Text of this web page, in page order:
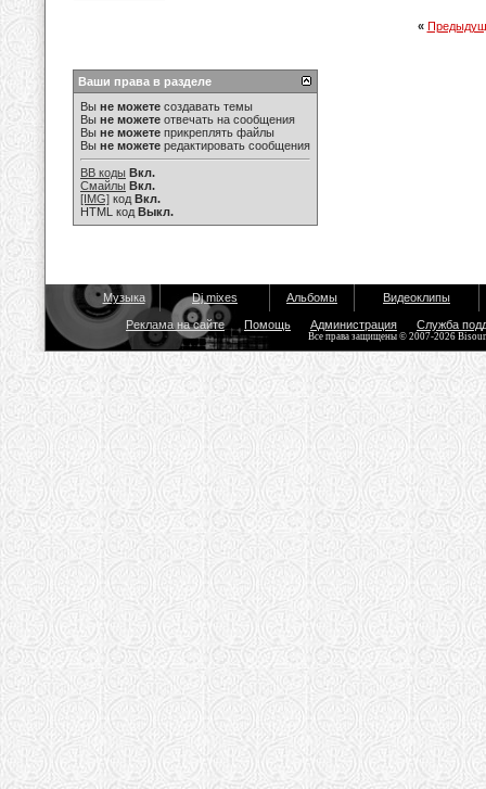
«
Ваши права в разделе
Вы не можете создавать темы
Вы не можете отвечать на сообщения
Вы не можете прикреплять файлы
Вы не можете редактировать сообщения
BB коды Вкл.
Смайлы Вкл.
[IMG] код Вкл.
HTML код Выкл.
Музыка Dj mixes Альбомы Видеоклипы
Реклама на сайте Помощь Администрация Служба
Все права защищены © 2007-2026